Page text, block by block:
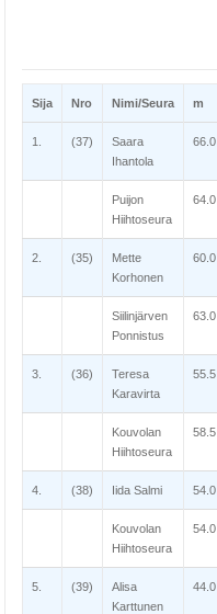
Sija Nro Nimi/Seura m
1. (37)
Saara
Ihantola
66.0
Puijon
Hiihtoseura
64.0
2. (35)
Mette
Korhonen
60.0
Siilinjärven
Ponnistus
63.0
3. (36)
Teresa
Karavirta
55.5
Kouvolan
Hiihtoseura
58.5
4. (38) Iida Salmi 54.0
Kouvolan
Hiihtoseura
54.0
5. (39)
Alisa
Karttunen
44.0